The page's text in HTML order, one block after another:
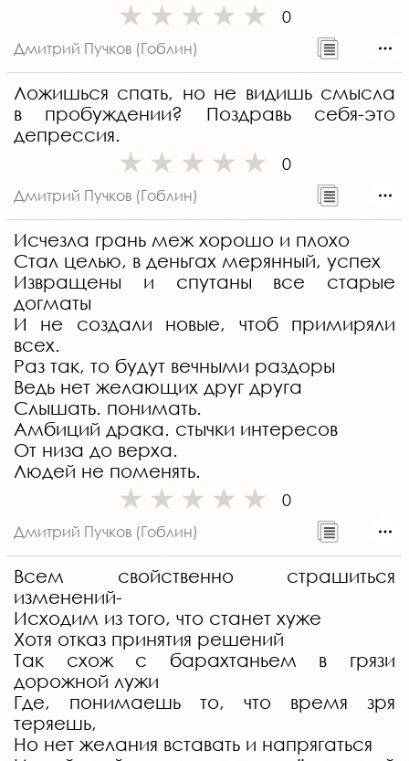
0
Дмитрий Пучков (Гоблин)
Ложишься спать, но не видишь смысла
в пробуждении? Поздравь себя-это
депрессия.
0
Дмитрий Пучков (Гоблин)
Исчезла грань меж хорошо и плохо
Стал целью, в деньгах мерянный, успех
Извращены и спутаны все старые
догматы
И не создали новые, чтоб примиряли
всех.
Раз так, то будут вечными раздоры
Ведь нет желающих друг друга
Слышать. понимать.
Амбиций драка. стычки интересов
От низа до верха.
Людей не поменять.
0
Дмитрий Пучков (Гоблин)
Всем свойственно страшиться
изменений-
Исходим из того, что станет хуже
Хотя отказ принятия решений
Так схож с барахтаньем в грязи
дорожной лужи
Где, понимаешь то, что время зря
теряешь,
Но нет желания вставать и напрягаться